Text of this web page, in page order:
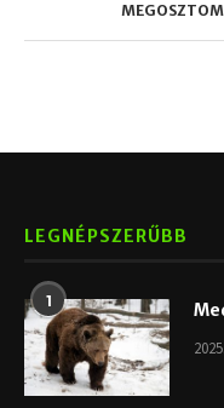
MEGOSZTOM
LEGNÉPSZERŰBB
1